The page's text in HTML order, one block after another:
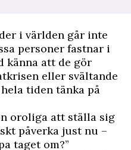
i världen går inte
personer fastnar i
känna att de gör
eller svältande
tiden tänka på
oroliga att ställa sig
påverka just nu –
taget om?”